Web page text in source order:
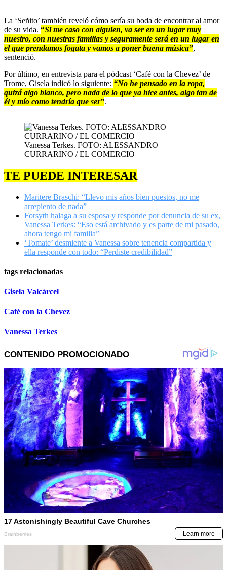
La ‘Señito’ también reveló cómo sería su boda de encontrar al amor
de su vida. “Si me caso con alguien, va ser en un lugar muy
nuestro, con nuestras familias y seguramente será en un lugar en
el que prendamos fogata y vamos a poner buena música”,
sentenció.
Por último, en entrevista para el pódcast ‘Café con la Chevez’ de
Trome, Gisela indicó lo siguiente: “No he pensado en la ropa,
quizá algo blanco, pero nada de lo que ya hice antes, algo tan de
él y mío como tendría que ser”.
Vanessa Terkes. FOTO: ALESSANDRO
CURRARINO / EL COMERCIO
TE PUEDE INTERESAR
Maritere Braschi: “Llevo mis años bien puestos, no me
arrepiento de nada”
Forsyth halaga a su esposa y responde por denuncia de su ex,
Vanessa Terkes: “Eso está archivado y es parte de mi pasado,
ahora tengo mi familia”
‘Tomate’ desmiente a Vanessa sobre tenencia compartida y
ella responde con todo: “Perdiste credibilidad”
tags relacionadas
Gisela Valcárcel
Café con la Chevez
Vanessa Terkes